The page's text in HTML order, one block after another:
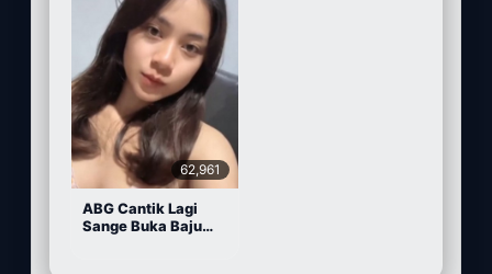
62,961
ABG Cantik Lagi
Sange Buka Baju